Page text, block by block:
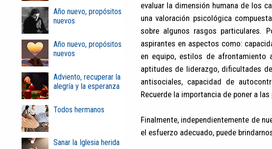
Año nuevo, propósitos
nuevos
Año nuevo, propósitos
nuevos
Adviento, recuperar la
alegría y la esperanza
Todos hermanos
Sanar la Iglesia herida
evaluar la dimensión humana de los
una valoración psicológica
sobre algunos rasgos particulares.
aspirantes en aspectos como:
en equipo, estilos de afrontamiento
aptitudes de liderazgo, dificultades
antisociales, capacidad de
Recuerde la importancia de poner a
Finalmente, independientemente de
el esfuerzo adecuado, puede